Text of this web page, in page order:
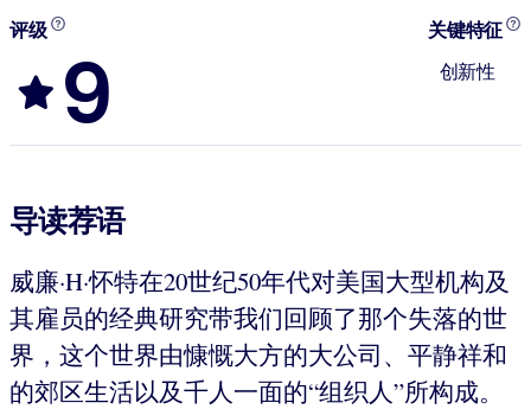
评级
9
关键特征
创新性
导读荐语
威廉·H·怀特在20世纪50年代对美国大型机构及
其雇员的经典研究带我们回顾了那个失落的世
界，这个世界由慷慨大方的大公司、平静祥和
的郊区生活以及千人一面的“组织人”所构成。